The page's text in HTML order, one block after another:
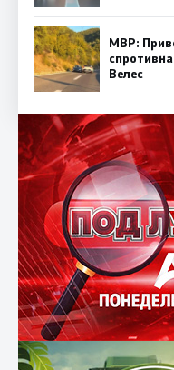
МВР:
Велес